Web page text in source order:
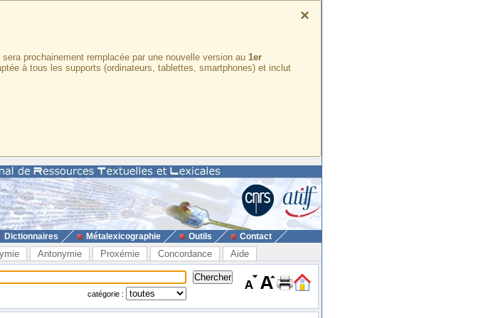
×
prochainement remplacée par une nouvelle version au 1er
à tous les supports (ordinateurs, tablettes, smartphones) et inclut
Dictionnaires Métalexicographie Outils Contact
Antonymie Proxémie Concordance Aide
catégorie :